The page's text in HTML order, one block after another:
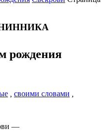
рождения
своими словами
―